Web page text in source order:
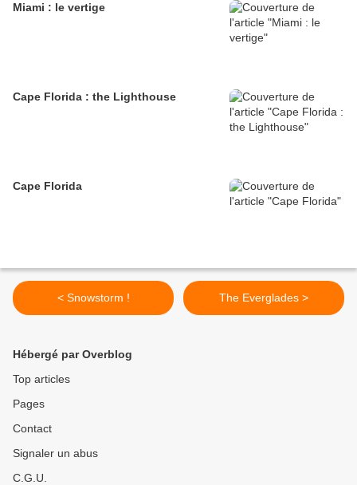
Miami : le vertige
Cape Florida : the Lighthouse
Cape Florida
< Snowstorm ! The Everglades >
Hébergé par Overblog
Top articles
Pages
Contact
Signaler un abus
C.G.U.